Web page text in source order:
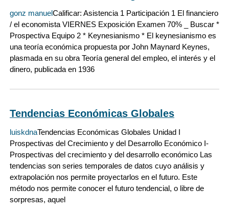
gonz manuelCalificar: Asistencia 1 Participación 1 El financiero
/ el economista VIERNES Exposición Examen 70% _ Buscar *
Prospectiva Equipo 2 * Keynesianismo * El keynesianismo es
una teoría económica propuesta por John Maynard Keynes,
plasmada en su obra Teoría general del empleo, el interés y el
dinero, publicada en 1936
Tendencias Económicas Globales
luiskdnaTendencias Económicas Globales Unidad I
Prospectivas del Crecimiento y del Desarrollo Económico I-
Prospectivas del crecimiento y del desarrollo económico Las
tendencias son series temporales de datos cuyo análisis y
extrapolación nos permite proyectarlos en el futuro. Este
método nos permite conocer el futuro tendencial, o libre de
sorpresas, aquel